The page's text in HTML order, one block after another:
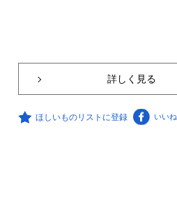
詳しく見る
ほしいものリストに登録 いいね